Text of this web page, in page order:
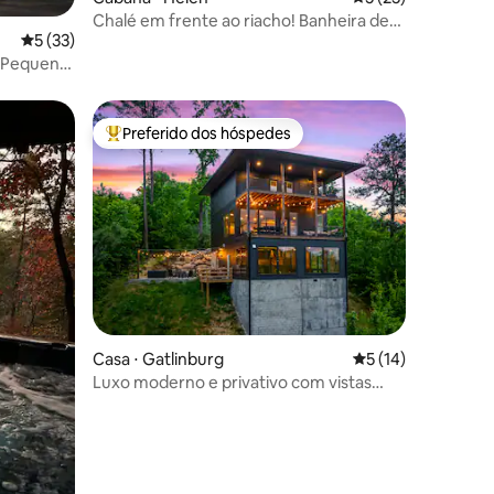
5 de uma avaliação média de 5, 33 avaliações
5 (33)
Chalé em frente ao riacho! Banheira de
hóspedes Entre os melhores preferidos dos hóspedes
Preferido dos hóspedes
Casa ⋅ Gatlinburg 5 de uma
5 (14)
Luxo moderno e privativo com vistas